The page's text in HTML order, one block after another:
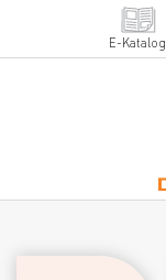
E-Katalog